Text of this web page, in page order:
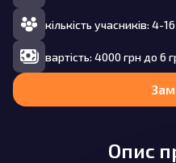
кількість учасників: 4-
вартість: 4000 грн до
Опис